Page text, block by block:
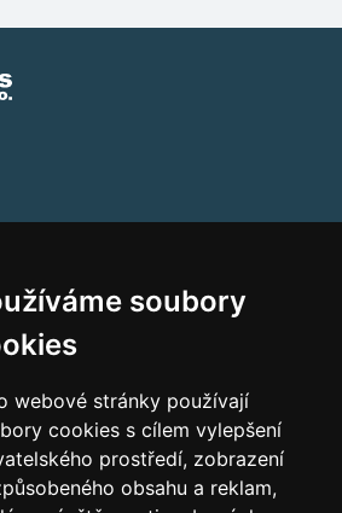
soubory
webové stránky používají
cookies s cílem vylepšení
prostředí, zobrazení
obsahu a reklam,
- Švýcarsko